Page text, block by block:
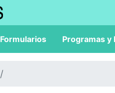
Formularios Programas y